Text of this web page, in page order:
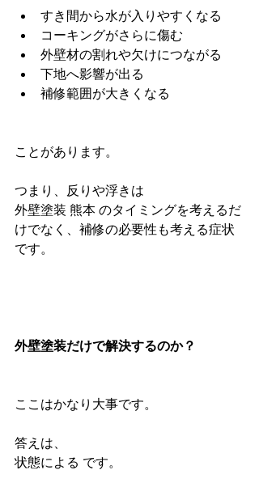
すき間から水が入りやすくなる
コーキングがさらに傷む
外壁材の割れや欠けにつながる
下地へ影響が出る
補修範囲が大きくなる
ことがあります。
つまり、反りや浮きは
外壁塗装 熊本 のタイミングを考えるだ
けでなく、補修の必要性も考える症状
です。
外壁塗装だけで解決するのか？
ここはかなり大事です。
答えは、
状態による です。